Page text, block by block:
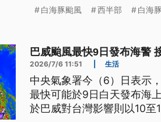
白海豚颱風 西半部 白海豚
巴威颱風最快9日發布海警
2026/7/6 11:51 生活
中央氣象署今（6）日表示
最快可能於9日白天發布海
於巴威對台灣影響則以10至